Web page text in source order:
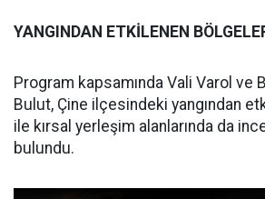
YANGINDAN ETKİLENEN
Program kapsamında Vali Varol ve
Bulut, Çine ilçesindeki yangından
ile kırsal yerleşim alanlarında da
bulundu.